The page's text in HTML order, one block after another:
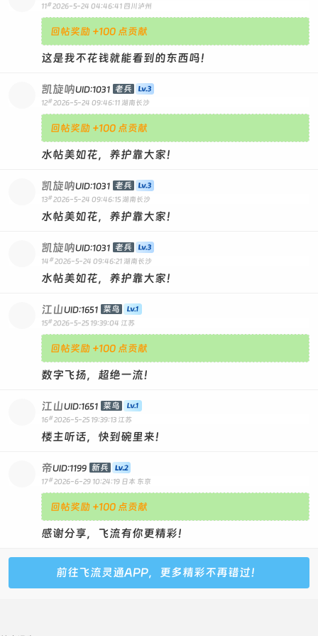
11# 2026-5-24 04:46:41 四川泸州
回帖奖励 +100 点贡献
这是我不花钱就能看到的东西吗！
凯旋呐UID:1031 老兵
12# 2026-5-24 09:46:11 湖南长沙
回帖奖励 +100 点贡献
水帖美如花，养护靠大家！
凯旋呐UID:1031 老兵
13# 2026-5-24 09:46:15 湖南长沙
水帖美如花，养护靠大家！
凯旋呐UID:1031 老兵
14 # 2026-5-24 09:46:21 湖南长沙
水帖美如花，养护靠大家！
江山UID:1651 菜鸟
15# 2026-5-25 19:39:04 江苏
回帖奖励 +100 点贡献
数字飞扬，超绝一流！
江山UID:1651 菜鸟
16# 2026-5-25 19:39:13 江苏
楼主听话，快到碗里来！
帝UID:1199 新兵
17# 2026-6-29 10:24:19 日本 东京
回帖奖励 +100 点贡献
感谢分享，飞流有你更精彩！
前往飞流灵通APP，更多精彩不再错过！